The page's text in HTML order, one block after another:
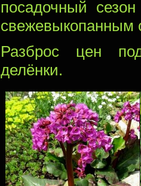
посадочный
свежевыкопанным
Разброс цен
делёнки.